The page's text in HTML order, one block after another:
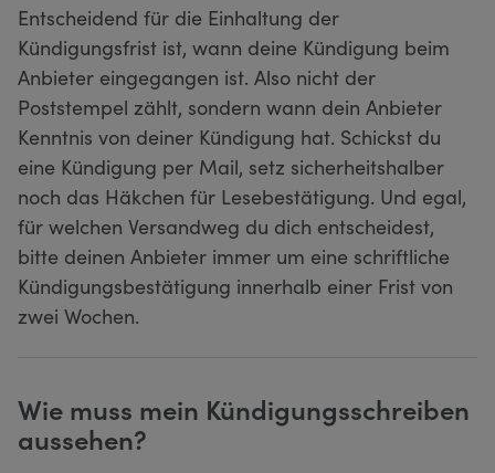
Entscheidend für die Einhaltung der
Kündigungsfrist ist, wann deine Kündigung beim
Anbieter eingegangen ist. Also nicht der
Poststempel zählt, sondern wann dein Anbieter
Kenntnis von deiner Kündigung hat. Schickst du
eine Kündigung per Mail, setz sicherheitshalber
noch das Häkchen für Lesebestätigung. Und egal,
für welchen Versandweg du dich entscheidest,
bitte deinen Anbieter immer um eine schriftliche
Kündigungsbestätigung innerhalb einer Frist von
zwei Wochen.
Wie muss mein Kündigungsschreiben
aussehen?